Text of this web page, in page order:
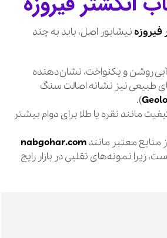
فیروزهنیشابور اصل، باید به چند
روشن و یکنواخت، نشان‌دهنده
طبیعی نیز نشانه اصالت سنگ
).
مانند نقره یا طلا برای دوام بیشتر
منابع معتبر مانندnabgohar.com
زیرا نمونه‌های تقلبی در بازار رایج